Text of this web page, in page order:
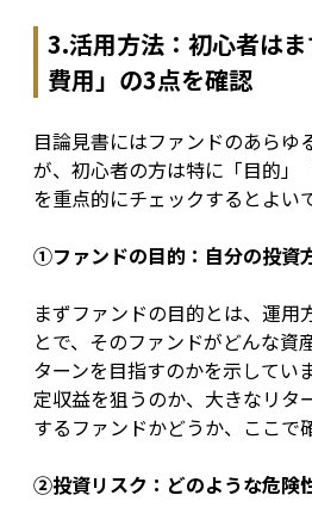
3.活用方法：初心者は
費用」の3点を確認
目論見書にはファンドのあらゆ
が、初心者の方は特に「目的」
を重点的にチェックするとよい
①ファンドの目的：自分の投資
まずファンドの目的とは、運用
とで、そのファンドがどんな資
ターンを目指すのかを示してい
定収益を狙うのか、大きなリタ
するファンドかどうか、ここで
②投資リスク：どのような危険